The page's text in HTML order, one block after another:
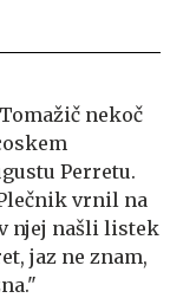
nekoč
Perretu.
vrnil na
njej našli listek
jaz ne znam,